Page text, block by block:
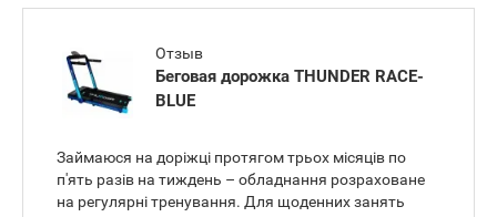
Отзыв
Беговая дорожка THUNDER RACE-
BLUE
Займаюся на доріжці протягом трьох місяців по
п'ять разів на тиждень – обладнання розраховане
на регулярні тренування. Для щоденних занять